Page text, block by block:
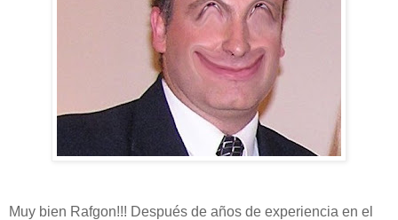
Muy bien Rafgon!!! Después de años de experiencia en el